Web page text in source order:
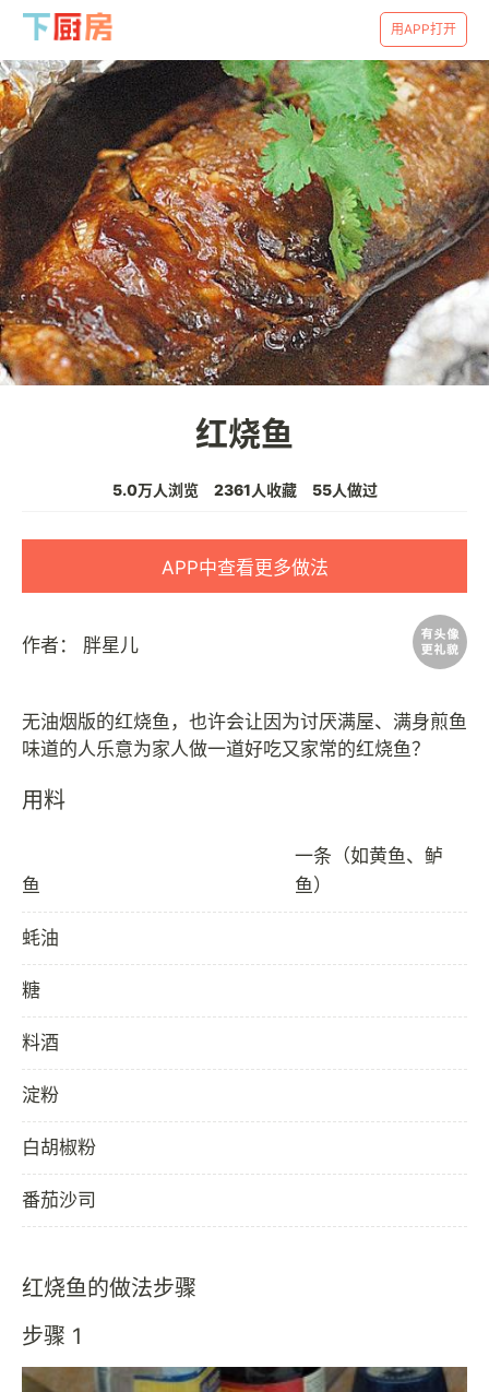
用APP打开
红烧鱼
5.0万人浏览 2361人收藏 55人做过
APP中查看更多做法
作者： 胖星儿
无油烟版的红烧鱼，也许会让因为讨厌满屋、满身煎鱼
用料
鱼
一条（如黄鱼、鲈
鱼）
蚝油
糖
料酒
淀粉
白胡椒粉
番茄沙司
红烧鱼的做法步骤
步骤 1